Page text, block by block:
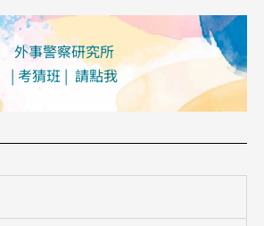
外事警察研究所
| 考猜班 | 請點我